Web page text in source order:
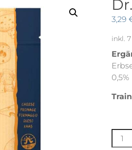
3,29
inkl.
0,5%
Dr.